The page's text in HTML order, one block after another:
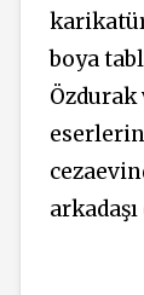
boya
Özdurak